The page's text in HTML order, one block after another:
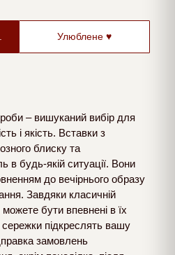
Улюблене ♥
– вишуканий вибір для
і якість. Вставки з
блиску та
в будь-якій ситуації. Вони
до вечірнього образу
Завдяки класичній
можете бути впевнені в їх
сережки підкреслять вашу
замовлень